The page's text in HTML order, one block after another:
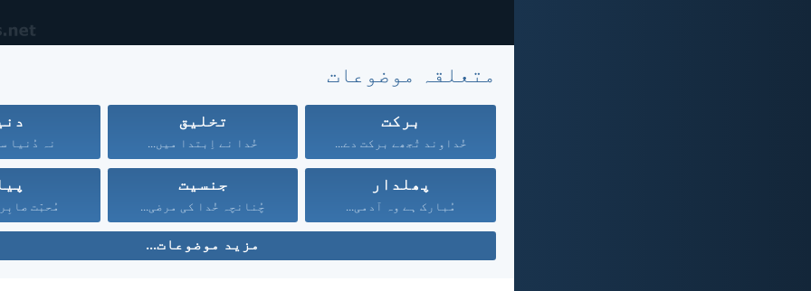
متعلقہ موضوعات
برکت
خُداوند تُجھے برکت دے...
تخلیق
خُدا نے اِبتدا میں... نہ دُنیا
پھلدار
مُبارک ہے وہ آدمی...
جنسیت
چُنانچہ خُدا کی مرضی... مُحبّت
مزید موضوعات...